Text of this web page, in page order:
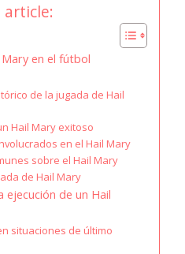
article:
en el fútbol
de la jugada de Hail
Hail Mary exitoso
en el Hail Mary
sobre el Hail Mary
de Hail Mary
ejecución de un Hail
situaciones de último